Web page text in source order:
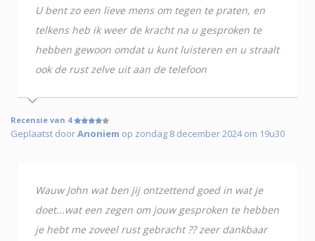
U bent zo een lieve mens om tegen te praten, en
telkens heb ik weer de kracht na u gesproken te
hebben gewoon omdat u kunt luisteren en u straalt
ook de rust zelve uit aan de telefoon
Recensie van 4
Geplaatst doorAnoniem op zondag 8 december 2024 om 19u30
Wauw John wat ben jij ontzettend goed in wat je
doet...wat een zegen om jouw gesproken te hebben
je hebt me zoveel rust gebracht ?? zeer dankbaar